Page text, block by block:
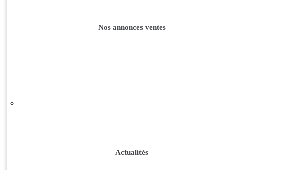
Nos annonces ventes
Actualités